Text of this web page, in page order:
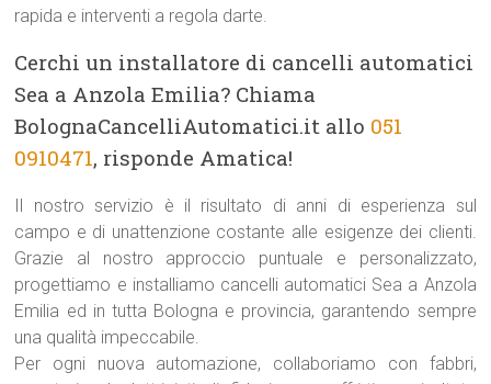
rapida e interventi a regola darte.
Cerchi un installatore di cancelli automatici
Sea a Anzola Emilia? Chiama
BolognaCancelliAutomatici.it allo 051
0910471, risponde Amatica!
Il nostro servizio è il risultato di anni di esperienza sul
campo e di unattenzione costante alle esigenze dei clienti.
Grazie al nostro approccio puntuale e personalizzato,
progettiamo e installiamo cancelli automatici Sea a Anzola
Emilia ed in tutta Bologna e provincia, garantendo sempre
una qualità impeccabile.
Per ogni nuova automazione, collaboriamo con fabbri,